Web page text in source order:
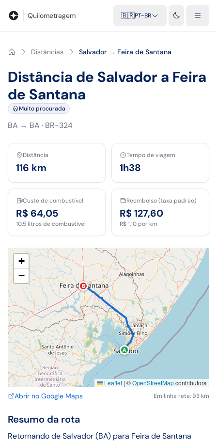
Quilometragem 🇧🇷PT-BR
Distâncias Salvador → Feira de Santana
Distância de Salvador a Feira
de Santana
Muito procurada
BA → BA · BR-324
Distância
116 km
Tempo de viagem
1h38
Custo de combustível
R$ 64,05
10.5 litros de combustível
Reembolso (taxa padrão)
R$ 127,60
R$ 1,10 por km
A
B
+
−
Leaflet | ©OpenStreetMapcontributors
Abrir no Google Maps Em linha reta: 93 km
Resumo da rota
Retornando de Salvador (BA) para Feira de Santana